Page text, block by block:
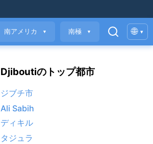
南アメリカ ▼ 南極 ▼ 🌐 ▾
Djiboutiのトップ都市
ジブチ市
Ali Sabih
ディキル
タジュラ